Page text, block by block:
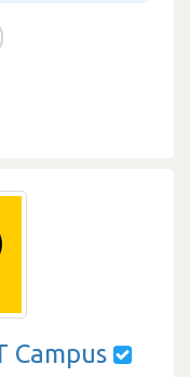
Campus